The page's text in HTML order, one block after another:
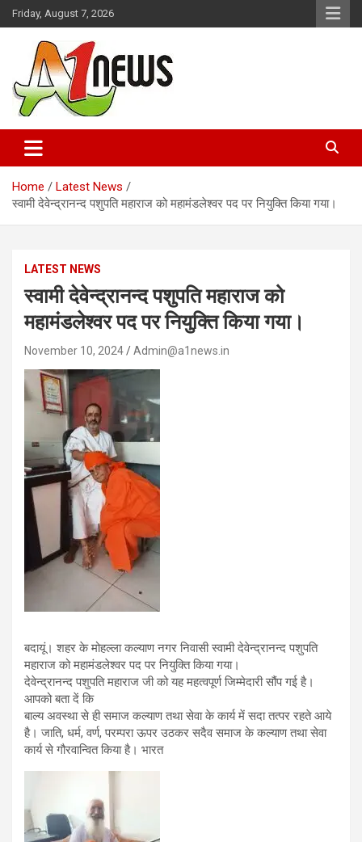
Skip
to
content
Friday, August 7, 2026
A1news.in
Home
Latest News
स्वामी देवेन्द्रानन्द पशुपति महाराज को महामंडलेश्वर पद पर नियुक्ति किया गया।
LATEST NEWS
स्वामी देवेन्द्रानन्द पशुपति महाराज को
महामंडलेश्वर पद पर नियुक्ति किया गया।
November 10, 2024 Admin@a1news.in
बदायूं। शहर के मोहल्ला कल्याण नगर निवासी स्वामी देवेन्द्रानन्द पशुपति
महाराज को महामंडलेश्वर पद पर नियुक्ति किया गया।
देवेन्द्रानन्द पशुपति महाराज जी को यह महत्वपूर्ण जिम्मेदारी सौंप गई है।
आपको बता दें कि
बाल्य अवस्था से ही समाज कल्याण तथा सेवा के कार्य में सदा तत्पर रहते आये
है। जाति, धर्म, वर्ण, परम्परा ऊपर उठकर सदैव समाज के कल्याण तथा सेवा
कार्य से गौरवान्वित किया है। भारत